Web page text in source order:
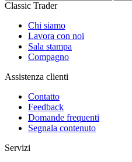
Classic Trader
Chi siamo
Lavora con noi
Sala stampa
Compagno
Assistenza clienti
Contatto
Feedback
Domande frequenti
Segnala contenuto
Servizi